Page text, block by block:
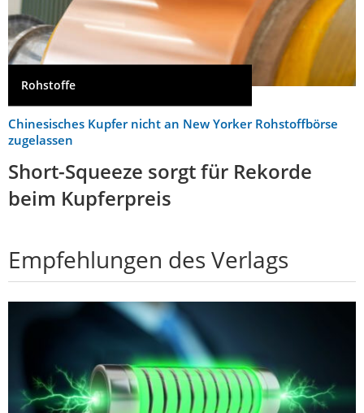
Rohstoffe
Chinesisches Kupfer nicht an New Yorker Rohstoffbörse
zugelassen
Short-Squeeze sorgt für Rekorde
beim Kupferpreis
Empfehlungen des Verlags